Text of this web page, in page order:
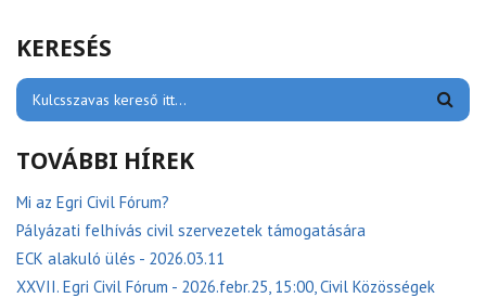
KERESÉS
TOVÁBBI HÍREK
Mi az Egri Civil Fórum?
Pályázati felhívás civil szervezetek támogatására
ECK alakuló ülés - 2026.03.11
XXVII. Egri Civil Fórum - 2026.febr.25, 15:00, Civil Közösségek